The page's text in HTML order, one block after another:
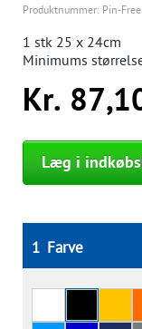
Produktnummer: Pin-
1 stk 25 x 24cm
Minimums
Kr.
Læg i
1 Farve